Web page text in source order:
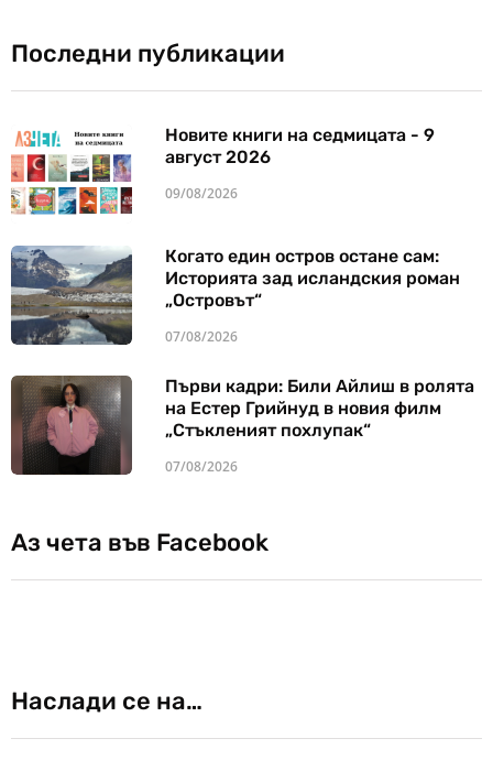
Последни публикации
Новите книги на седмицата - 9
август 2026
09/08/2026
Когато един остров остане сам:
Историята зад исландския роман
„Островът“
07/08/2026
Първи кадри: Били Айлиш в ролята
на Естер Грийнуд в новия филм
„Стъкленият похлупак“
07/08/2026
Аз чета във Facebook
Наслади се на…